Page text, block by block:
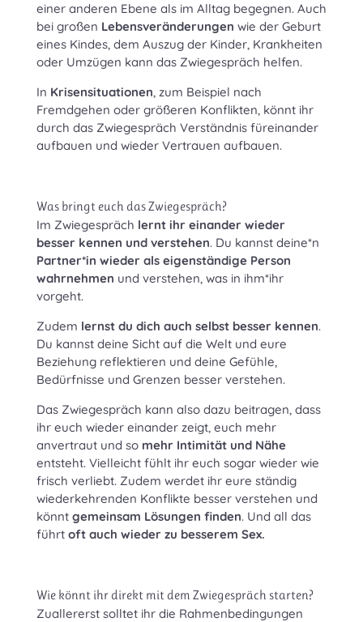
einer anderen Ebene als im Alltag begegnen. Auch
bei großen Lebensveränderungen wie der Geburt
eines Kindes, dem Auszug der Kinder, Krankheiten
oder Umzügen kann das Zwiegespräch helfen.
In Krisensituationen, zum Beispiel nach
Fremdgehen oder größeren Konflikten, könnt ihr
durch das Zwiegespräch Verständnis füreinander
aufbauen und wieder Vertrauen aufbauen.
Was bringt euch das Zwiegespräch?
Im Zwiegespräch lernt ihr einander wieder
besser kennen und verstehen. Du kannst deine*n
Partner*in wieder als eigenständige Person
wahrnehmen und verstehen, was in ihm*ihr
vorgeht.
Zudem lernst du dich auch selbst besser kennen.
Du kannst deine Sicht auf die Welt und eure
Beziehung reflektieren und deine Gefühle,
Bedürfnisse und Grenzen besser verstehen.
Das Zwiegespräch kann also dazu beitragen, dass
ihr euch wieder einander zeigt, euch mehr
anvertraut und so mehr Intimität und Nähe
entsteht. Vielleicht fühlt ihr euch sogar wieder wie
frisch verliebt. Zudem werdet ihr eure ständig
wiederkehrenden Konflikte besser verstehen und
könnt gemeinsam Lösungen finden. Und all das
führt oft auch wieder zu besserem Sex.
Wie könnt ihr direkt mit dem Zwiegespräch starten?
Zuallererst solltet ihr die Rahmenbedingungen